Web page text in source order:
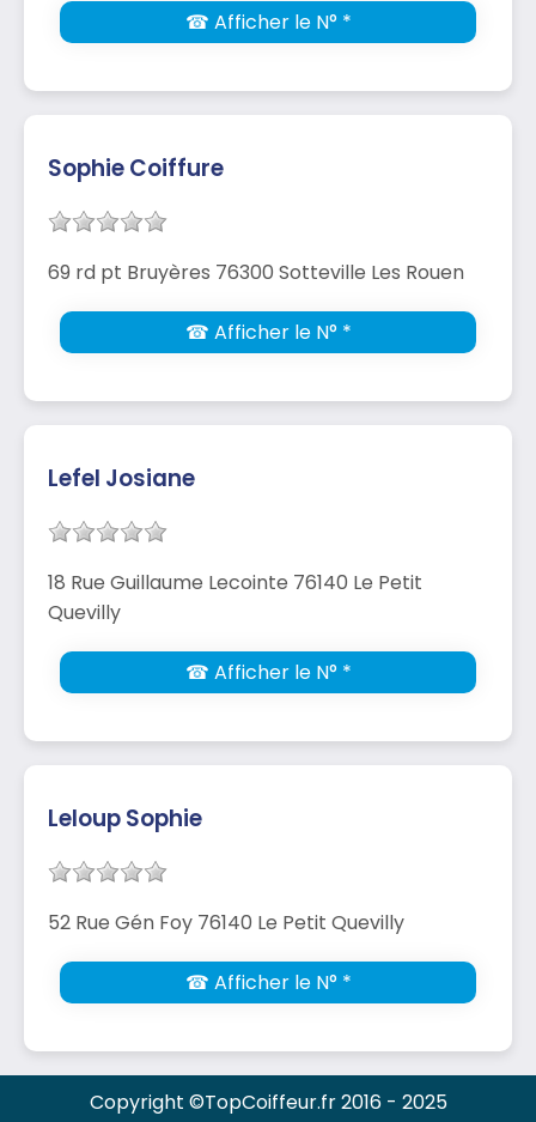
☎ Afficher le N° *
Sophie Coiffure
69 rd pt Bruyères 76300 Sotteville Les Rouen
☎ Afficher le N° *
Lefel Josiane
18 Rue Guillaume Lecointe 76140 Le Petit
Quevilly
☎ Afficher le N° *
Leloup Sophie
52 Rue Gén Foy 76140 Le Petit Quevilly
☎ Afficher le N° *
Copyright ©TopCoiffeur.fr 2016 - 2025